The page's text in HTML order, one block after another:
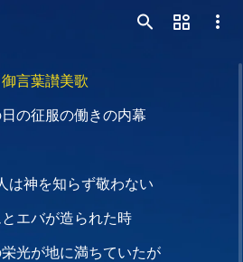
御言葉讃美歌
の征服の働きの内幕
は神を知らず敬わない
エバが造られた時
光が地に満ちていたが